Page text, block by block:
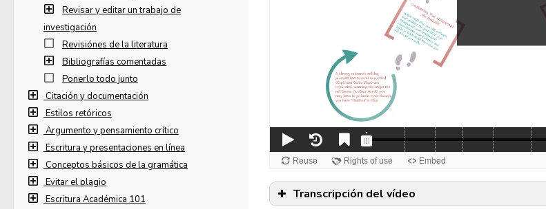
Transcripción del vídeo
Revisar y editar un trabajo de
investigación
Revisiónes de la literatura
Bibliografías comentadas
Ponerlo todo junto
Citación y documentación
Estilos retóricos
Argumento y pensamiento crítico
Escritura y presentaciones en línea
Conceptos básicos de la gramática
Evitar el plagio
Escritura Académica 101